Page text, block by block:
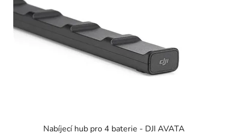
Nabíjecí hub pro 4 baterie - DJI AVATA